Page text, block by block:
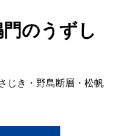
のうずし
じき・野島断層・松帆